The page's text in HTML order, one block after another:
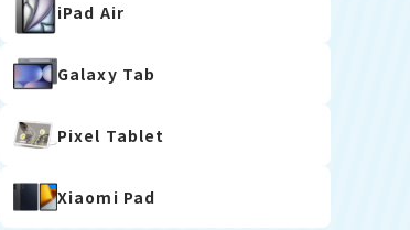
iPad Air
Galaxy Tab
Pixel Tablet
Xiaomi Pad